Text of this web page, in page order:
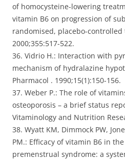
of homocysteine-lowering
vitamin B6 on progression of
randomised, placebo-controlled
2000;355:517-522.
36. Vidrio H.: Interaction with
mechanism of hydralazine
Pharmacol . 1990;15(1):150-156.
37. Weber P.: The role of
osteoporosis – a brief status
Vitaminology and Nutrition
38. Wyatt KM, Dimmock PW,
PM.: Efficacy of vitamin B6 in
premenstrual syndrome: a